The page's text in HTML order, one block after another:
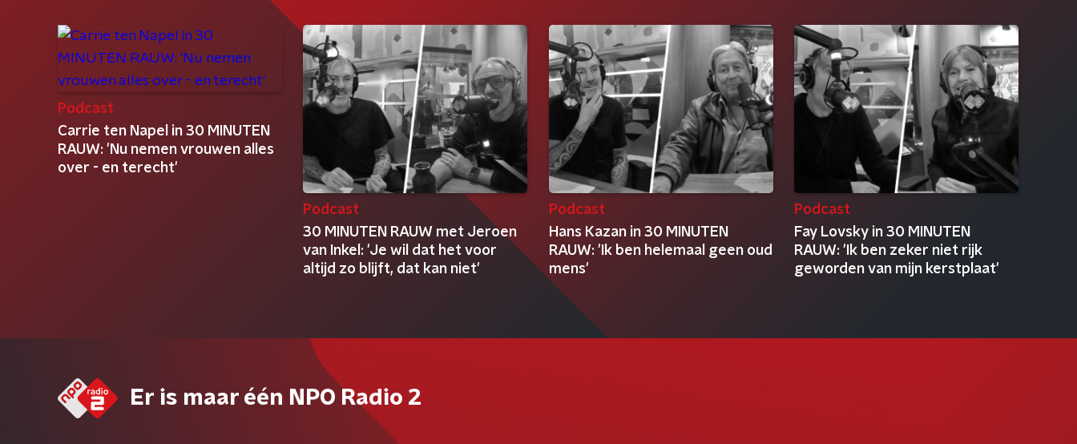
Podcast
Carrie ten Napel in 30 MINUTEN
RAUW: 'Nu nemen vrouwen alles
over - en terecht'
Podcast
30 MINUTEN RAUW met Jeroen
van Inkel: 'Je wil dat het voor
altijd zo blijft, dat kan niet'
Podcast
Hans Kazan in 30 MINUTEN
RAUW: 'Ik ben helemaal geen oud
mens'
Podcast
Fay Lovsky in 30 MINUTEN
RAUW: 'Ik ben zeker niet rijk
geworden van mijn kerstplaat'
Er is maar één NPO Radio 2